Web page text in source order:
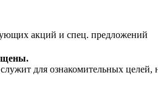
акций и спец. предложений
для ознакомительных